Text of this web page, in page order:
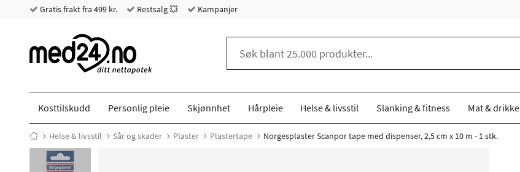
Gratis frakt fra 499 kr. Restsalg 💥 Kampanjer
Kosttilskudd Personlig pleie Skjønnhet Hårpleie Helse & livsstil Slanking & fitness Mat & drikke
Helse & livsstil Sår og skader Plaster Plastertape Norgesplaster Scanpor tape med dispenser, 2,5 cm x 10 m - 1 stk.